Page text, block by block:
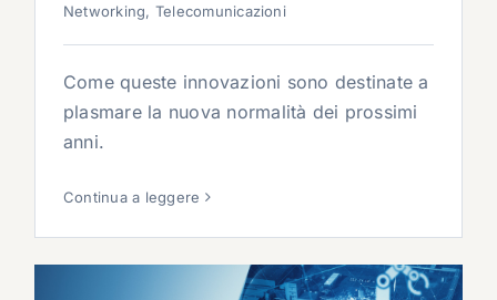
Networking, Telecomunicazioni
Come queste innovazioni sono destinate a
plasmare la nuova normalità dei prossimi
anni.
Continua a leggere